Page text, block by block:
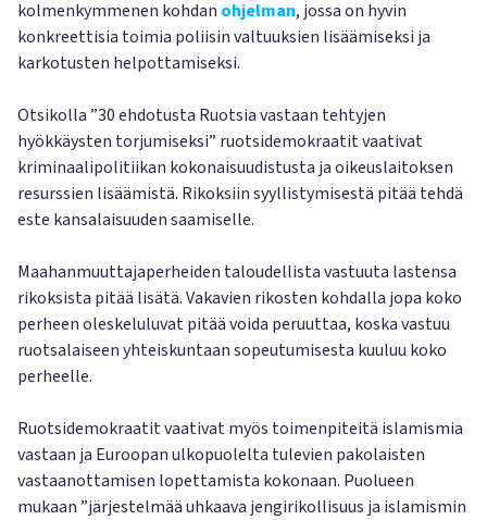
kolmenkymmenen kohdan ohjelman, jossa on hyvin
konkreettisia toimia poliisin valtuuksien lisäämiseksi ja
karkotusten helpottamiseksi.
Otsikolla ”30 ehdotusta Ruotsia vastaan tehtyjen
hyökkäysten torjumiseksi” ruotsidemokraatit vaativat
kriminaalipolitiikan kokonaisuudistusta ja oikeuslaitoksen
resurssien lisäämistä. Rikoksiin syyllistymisestä pitää tehdä
este kansalaisuuden saamiselle.
Maahanmuuttajaperheiden taloudellista vastuuta lastensa
rikoksista pitää lisätä. Vakavien rikosten kohdalla jopa koko
perheen oleskeluluvat pitää voida peruuttaa, koska vastuu
ruotsalaiseen yhteiskuntaan sopeutumisesta kuuluu koko
perheelle.
Ruotsidemokraatit vaativat myös toimenpiteitä islamismia
vastaan ja Euroopan ulkopuolelta tulevien pakolaisten
vastaanottamisen lopettamista kokonaan. Puolueen
mukaan ”järjestelmää uhkaava jengirikollisuus ja islamismin